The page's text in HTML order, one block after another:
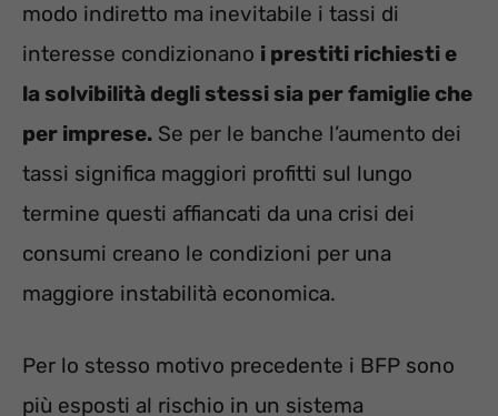
modo indiretto ma inevitabile i tassi di
interesse condizionano i prestiti richiesti e
la solvibilità degli stessi sia per famiglie che
per imprese. Se per le banche l’aumento dei
tassi significa maggiori profitti sul lungo
termine questi affiancati da una crisi dei
consumi creano le condizioni per una
maggiore instabilità economica.
Per lo stesso motivo precedente i BFP sono
più esposti al rischio in un sistema